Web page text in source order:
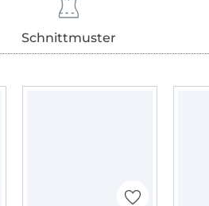
Schnittmuster